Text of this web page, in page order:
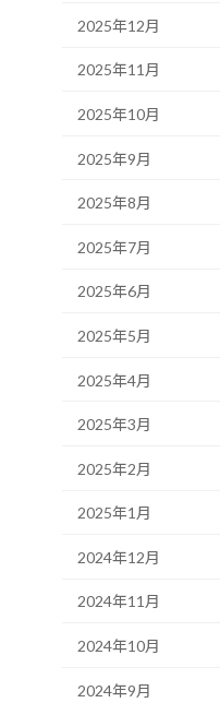
2025年12月
2025年11月
2025年10月
2025年9月
2025年8月
2025年7月
2025年6月
2025年5月
2025年4月
2025年3月
2025年2月
2025年1月
2024年12月
2024年11月
2024年10月
2024年9月